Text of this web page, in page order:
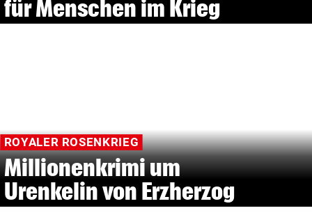
für Menschen im Krieg
ROYALER ROSENKRIEG
Millionenkrimi um
Urenkelin von Erzherzog